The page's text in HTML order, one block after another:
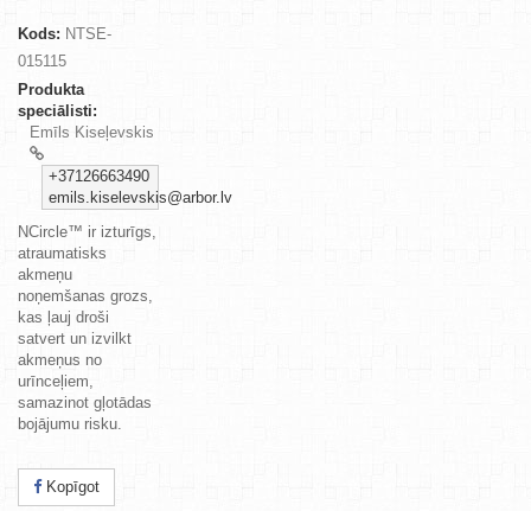
Kods: NTSE-
015115
Produkta
speciālisti:
Emīls Kiseļevskis
+37126663490
emils.kiselevskis@arbor.lv
NCircle™ ir izturīgs,
atraumatisks
akmeņu
noņemšanas grozs,
kas ļauj droši
satvert un izvilkt
akmeņus no
urīnceļiem,
samazinot gļotādas
bojājumu risku.
Kopīgot